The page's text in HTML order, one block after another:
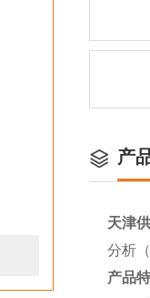
产
天津
分析
产品